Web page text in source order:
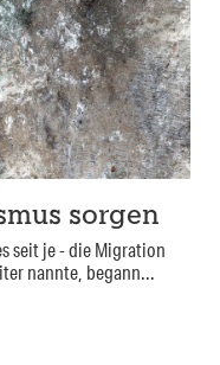
sorgen
seit je - die Migration
nannte, begann...